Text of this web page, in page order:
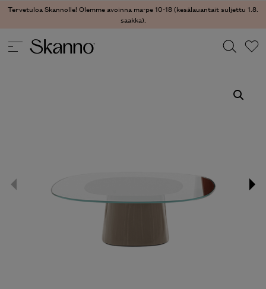
Tervetuloa Skannolle! Olemme avoinna ma-pe 10-18 (kesälauantait suljettu 1.8.
saakka).